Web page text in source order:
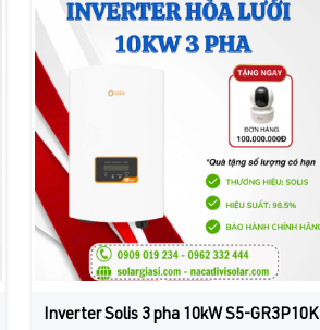
Inverter Solis 3 pha 10kW S5-GR3P10K